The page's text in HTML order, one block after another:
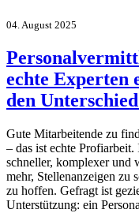
04. August 2025
echte Experten
den
Gute Mitarbeitende zu
– das ist echte
schneller, komplexer und
mehr, Stellenanzeigen zu
zu hoffen. Gefragt ist
Unterstützung: ein